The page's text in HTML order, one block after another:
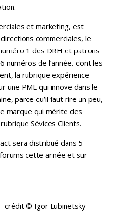
et marketing, est
commerciales, le
1 des DRH et patrons
numéros de l’année, dont les
la rubrique expérience
une PME qui innove dans le
parce qu’il faut rire un peu,
marque qui mérite des
Sévices Clients.
sera distribué dans 5
cette année et sur
crédit © Igor Lubinetsky